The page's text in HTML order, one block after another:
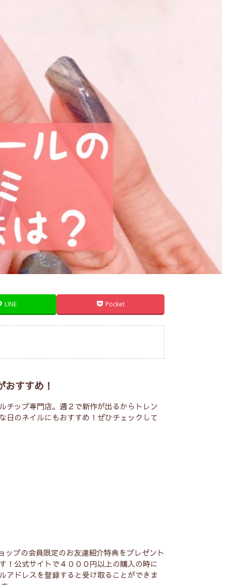
LINE Pocket
すすめ！
チップ専門店。週２で新作が出るからトレン
日のネイルにもおすすめ！ぜひチェックして
プの会員限定のお友達紹介特典をプレゼント
！公式サイトで４０００円以上の購入の時に
アドレスを登録すると受け取ることができま